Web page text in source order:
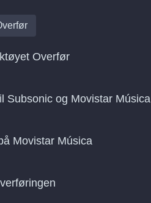
Overfør
Subsonic og Movistar Música
Movistar Música